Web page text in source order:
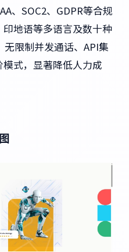
、SOC2、GDPR等合规
地语等多语言及数十种
限制并发通话、API集
式，显著降低人力成